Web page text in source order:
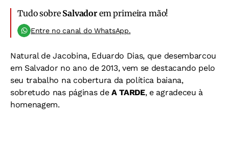
Tudo sobre Salvadorem primeira mão!
Entre no canal do WhatsApp.
Natural de Jacobina, Eduardo Dias, que desembarcou
em Salvador no ano de 2013, vem se destacando pelo
seu trabalho na cobertura da política baiana,
sobretudo nas páginas de A TARDE, e agradeceu à
homenagem.